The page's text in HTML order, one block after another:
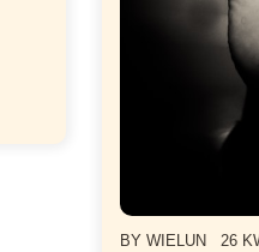
BY WIELUN 26